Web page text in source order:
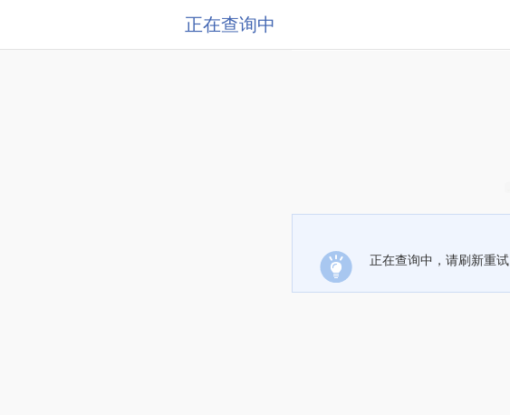
正在查询中
正在查询中，请刷新重试